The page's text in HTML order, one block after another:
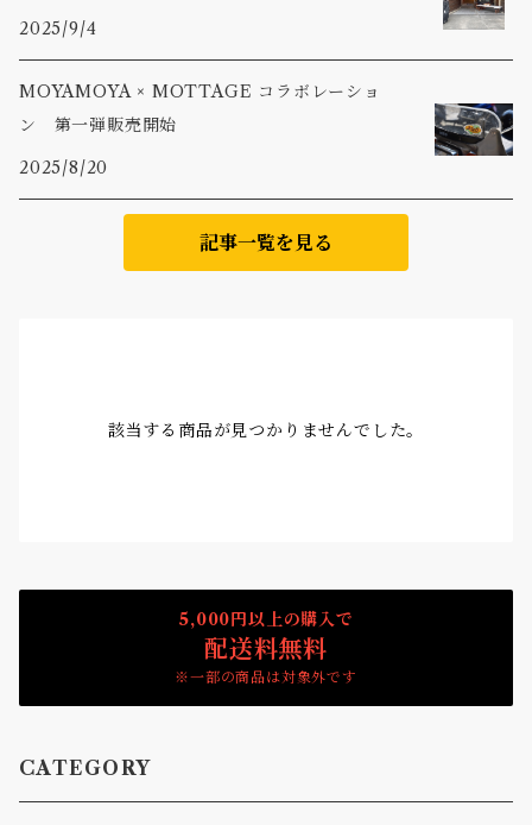
2025/9/4
MOYAMOYA × MOTTAGE コラボレーショ
ン 第一弾販売開始
2025/8/20
記事一覧を見る
該当する商品が見つかりませんでした。
5,000円以上の購入で
配送料無料
※一部の商品は対象外です
CATEGORY